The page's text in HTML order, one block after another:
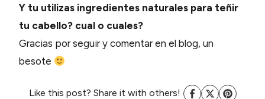
Y tu utilizas ingredientes naturales para teñir
tu cabello? cual o cuales?
Gracias por seguir y comentar en el blog, un
besote
Like this post? Share it with others!